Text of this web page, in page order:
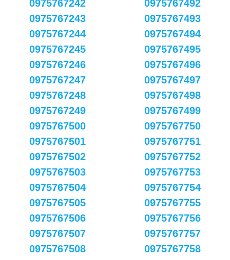
0975767242
0975767243
0975767244
0975767245
0975767246
0975767247
0975767248
0975767249
0975767492
0975767493
0975767494
0975767495
0975767496
0975767497
0975767498
0975767499
0975767500
0975767501
0975767502
0975767503
0975767504
0975767505
0975767506
0975767507
0975767508
0975767750
0975767751
0975767752
0975767753
0975767754
0975767755
0975767756
0975767757
0975767758